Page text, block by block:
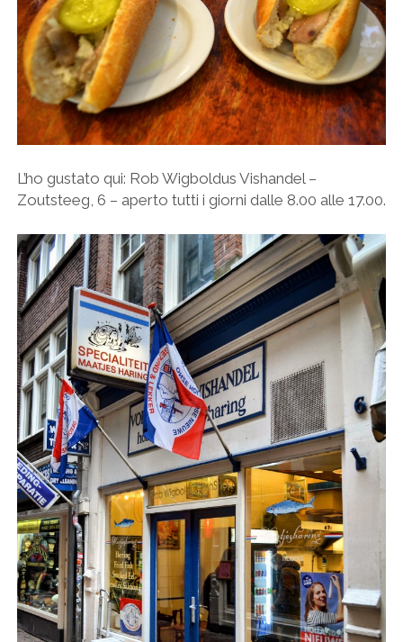
L’ho gustato qui: Rob Wigboldus Vishandel –
Zoutsteeg, 6 – aperto tutti i giorni dalle 8.00 alle 17.00.